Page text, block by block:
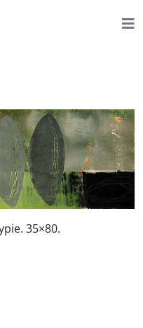
35×80.